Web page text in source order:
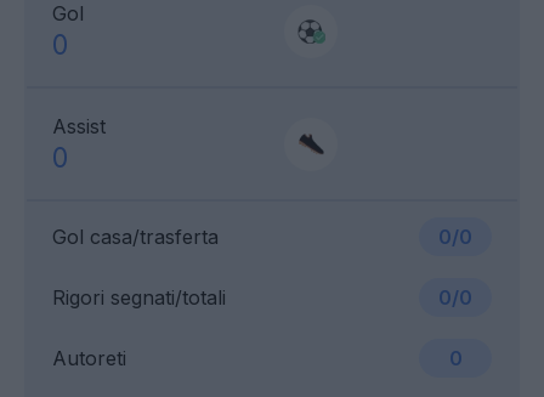
Gol
0
Assist
0
Gol casa/trasferta 0/0
Rigori segnati/totali 0/0
Autoreti 0